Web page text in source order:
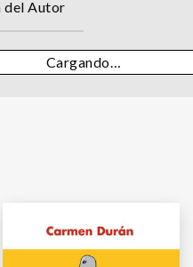
del Autor
Cargando…